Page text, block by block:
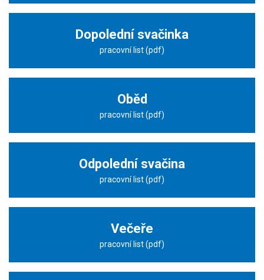
Dopolední svačinka
pracovní list (pdf)
Oběd
pracovní list (pdf)
Odpolední svačina
pracovní list (pdf)
Večeře
pracovní list (pdf)